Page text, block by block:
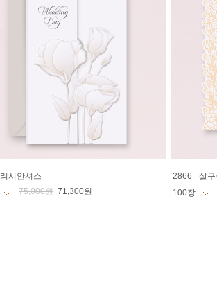
리시안셔스
75,000원 71,300원
2866
살구